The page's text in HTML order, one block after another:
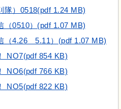
隊）0518(pdf 1.24 MB)
（0510）(pdf 1.07 MB)
（4.26＿5.11）(pdf 1.07 MB)
NO7(pdf 854 KB)
NO6(pdf 766 KB)
NO5(pdf 822 KB)